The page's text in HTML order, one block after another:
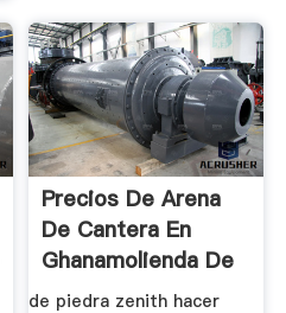
Precios De Arena
De Cantera En
Ghana Molienda De
Minerales ...
de piedra zenith hacer